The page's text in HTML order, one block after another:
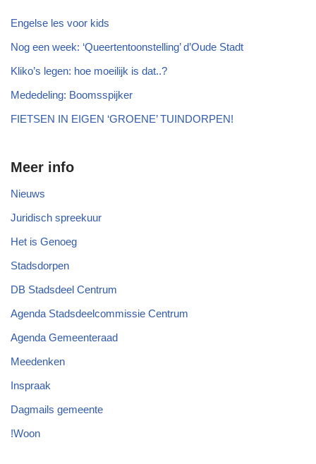
Engelse les voor kids
Nog een week: ‘Queertentoonstelling’ d’Oude Stadt
Kliko’s legen: hoe moeilijk is dat..?
Mededeling: Boomsspijker
FIETSEN IN EIGEN ‘GROENE’ TUINDORPEN!
Meer info
Nieuws
Juridisch spreekuur
Het is Genoeg
Stadsdorpen
DB Stadsdeel Centrum
Agenda Stadsdeelcommissie Centrum
Agenda Gemeenteraad
Meedenken
Inspraak
Dagmails gemeente
!Woon